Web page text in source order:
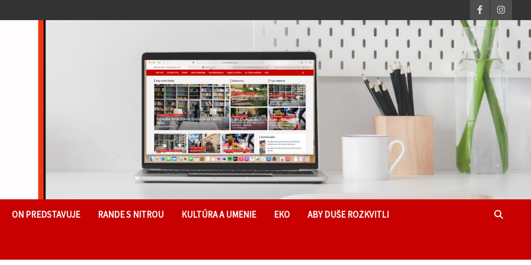
ON PREDSTAVUJE RANDE S NITROU KULTÚRA A UMENIE EKO ABY DUŠE ROZKVITLI